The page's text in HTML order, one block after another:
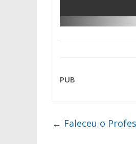
PUB
← Faleceu o